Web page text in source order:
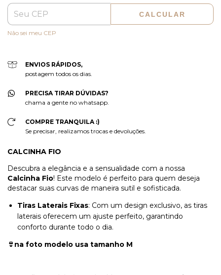
CALCULAR
Não sei meu CEP
ENVIOS RÁPIDOS,
postagem todos os dias.
PRECISA TIRAR DÚVIDAS?
chama a gente no whatsapp.
COMPRE TRANQUILA :)
Se precisar, realizamos trocas e devoluções.
CALCINHA FIO
Descubra a elegância e a sensualidade com a nossa
Calcinha Fio! Este modelo é perfeito para quem deseja
destacar suas curvas de maneira sutil e sofisticada.
Tiras Laterais Fixas: Com um design exclusivo, as tiras
laterais oferecem um ajuste perfeito, garantindo
conforto durante todo o dia.
👙na foto modelo usa tamanho M